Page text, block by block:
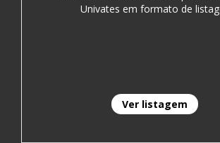
Univates em formato de
Ver listagem